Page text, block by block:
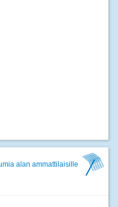
alan ammattilaisille